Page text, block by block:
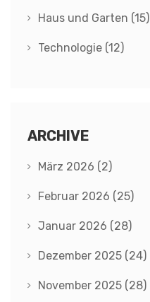
Haus und Garten (15)
Technologie (12)
ARCHIVE
März 2026 (2)
Februar 2026 (25)
Januar 2026 (28)
Dezember 2025 (24)
November 2025 (28)